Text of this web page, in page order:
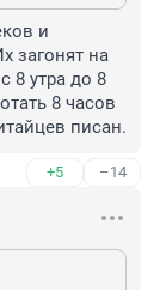
и
загонят на
8 утра до 8
8 часов
писан.
+5 –14